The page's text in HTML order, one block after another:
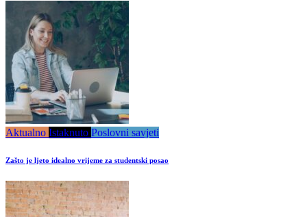
Aktualno Istaknuto Poslovni savjeti
Zašto je ljeto idealno vrijeme za studentski posao